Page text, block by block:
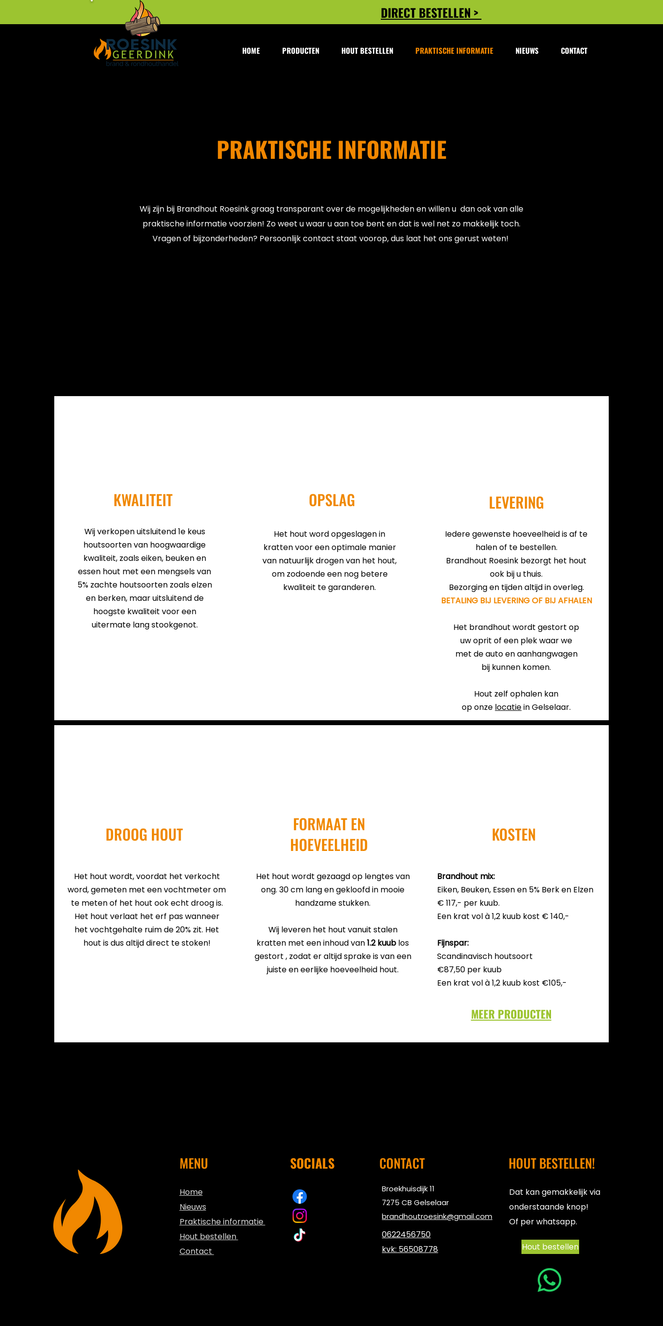
DIRECT BESTELLEN >
HOME PRODUCTEN HOUT BESTELLEN PRAKTISCHE INFORMATIE NIEUWS CONTACT
PRAKTISCHE INFORMATIE
Wij zijn bij Brandhout Roesink graag transparant over de mogelijkheden en willen u dan ook van alle
praktische informatie voorzien! Zo weet u waar u aan toe bent en dat is wel net zo makkelijk toch.
Vragen of bijzonderheden? Persoonlijk contact staat voorop, dus laat het ons gerust weten!
KWALITEIT
Wij verkopen uitsluitend 1e keus
houtsoorten van hoogwaardige
kwaliteit, zoals eiken, beuken en
essen hout met een mengsels van
5% zachte houtsoorten zoals elzen
en berken, maar uitsluitend de
hoogste kwaliteit voor een
uitermate lang stookgenot.
OPSLAG
Het hout word opgeslagen in
kratten voor een optimale manier
van natuurlijk drogen van het hout,
om zodoende een nog betere
kwaliteit te garanderen.
LEVERING
Iedere gewenste hoeveelheid is af te
halen of te bestellen.
Brandhout Roesink bezorgt het hout
ook bij u thuis.
Bezorging en tijden altijd in overleg.
BETALING BIJ LEVERING OF BIJ AFHALEN
Het brandhout wordt gestort op
uw oprit of een plek waar we
met de auto en aanhangwagen
bij kunnen komen.
Hout zelf ophalen kan
op onze locatiein Gelselaar.
DROOG HOUT
Het hout wordt, voordat het verkocht
word, gemeten met een vochtmeter om
te meten of het hout ook echt droog is.
Het hout verlaat het erf pas wanneer
het vochtgehalte ruim de 20% zit. Het
hout is dus altijd direct te stoken!
FORMAAT EN
HOEVEELHEID
Het hout wordt gezaagd op lengtes van
ong. 30 cm lang en gekloofd in mooie
handzame stukken.
Wij leveren het hout vanuit stalen
kratten met een inhoud van1.2 kuub los
gestort , zodat er altijd sprake is van een
juiste en eerlijke hoeveelheid hout.
KOSTEN
Brandhout mix:
Eiken, Beuken, Essen en 5% Berk en Elzen
€ 117,- per kuub.
Een krat vol à 1,2 kuub kost € 140,-
Fijnspar:
Scandinavisch houtsoort
€87,50 per kuub
Een krat vol à 1,2 kuub kost €105,-
MEER PRODUCTEN
MENU
Home
Nieuws
Praktische informatie
Hout bestellen
Contact
SOCIALS CONTACT
Broekhuisdijk 11
7275 CB Gelselaar
brandhoutroesink@gmail.com
0622456750
kvk: 56508778
HOUT BESTELLEN!
Dat kan gemakkelijk via
onderstaande knop!
Of per whatsapp.
Hout bestellen